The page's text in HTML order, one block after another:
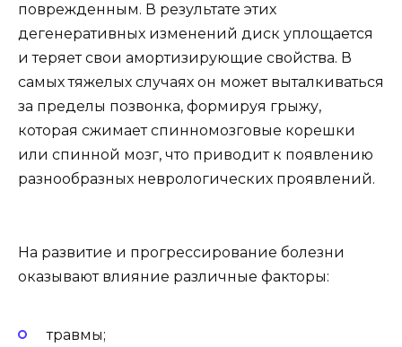
поврежденным. В результате этих
дегенеративных изменений диск уплощается
и теряет свои амортизирующие свойства. В
самых тяжелых случаях он может выталкиваться
за пределы позвонка, формируя грыжу,
которая сжимает спинномозговые корешки
или спинной мозг, что приводит к появлению
разнообразных неврологических проявлений.
На развитие и прогрессирование болезни
оказывают влияние различные факторы:
травмы;